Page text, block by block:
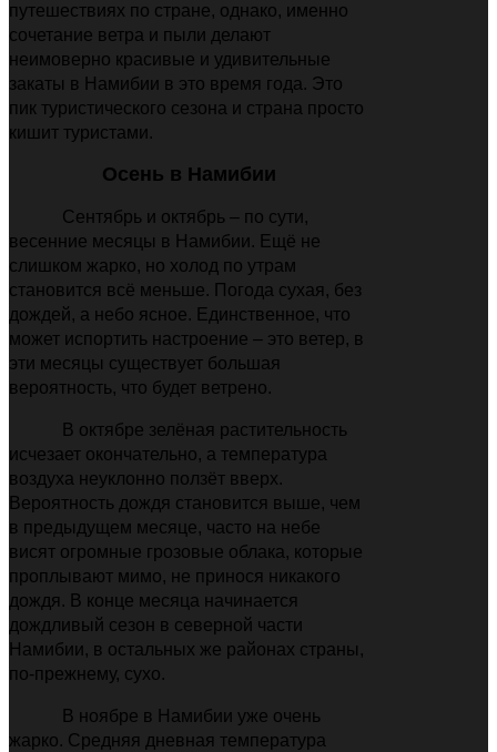
путешествиях по стране, однако, именно
сочетание ветра и пыли делают
неимоверно красивые и удивительные
закаты в Намибии в это время года. Это
пик туристического сезона и страна просто
кишит туристами.
Осень в Намибии
Сентябрь и октябрь – по сути,
весенние месяцы в Намибии. Ещё не
слишком жарко, но холод по утрам
становится всё меньше. Погода сухая, без
дождей, а небо ясное. Единственное, что
может испортить настроение – это ветер, в
эти месяцы существует большая
вероятность, что будет ветрено.
В октябре зелёная растительность
исчезает окончательно, а температура
воздуха неуклонно ползёт вверх.
Вероятность дождя становится выше, чем
в предыдущем месяце, часто на небе
висят огромные грозовые облака, которые
проплывают мимо, не принося никакого
дождя. В конце месяца начинается
дождливый сезон в северной части
Намибии, в остальных же районах страны,
по-прежнему, сухо.
В ноябре в Намибии уже очень
жарко. Средняя дневная температура